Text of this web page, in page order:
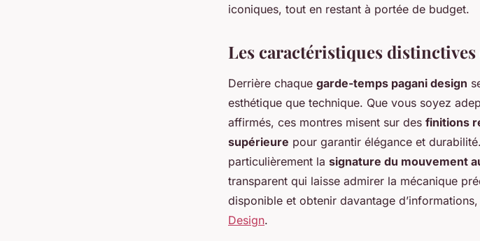
iconiques, tout en restant à portée de budget.
Les caractéristiques
Derrière chaque garde-temps pagani design
esthétique que technique. Que vous soyez
affirmés, ces montres misent sur des finitions
supérieure pour garantir élégance et
particulièrement la signature du mouvement
transparent qui laisse admirer la mécanique
disponible et obtenir davantage
Design.